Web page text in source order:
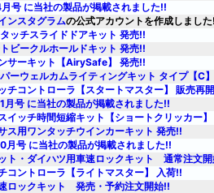
号 に当社の製品が掲載されました!!
ンスタグラムの公式アカウントを作成しまし
ッチスライドドアキット 発売!!
ビークルホールドキット 発売!!
サーキット【AirySafe】 発売!!
ーウェルカムライティングキット タイプ【C
チコントローラ【スタートマスター】 販売再
月号 に当社の製品が掲載されました!!
イッチ時間短縮キット【ショートクリッカー
ス用ワンタッチウインカーキット 発売!!
月号 に当社の製品が掲載されました!!
ト・ダイハツ用車速ロックキット 通常注文
コントローラ【ライトマスター】 入荷!!
ロックキット 発売・予約注文開始!!